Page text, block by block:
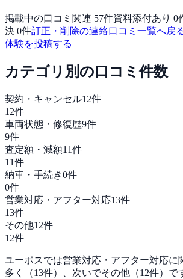
掲載中の口コミ関連 57件資料添付あり 0
決 0件訂正・削除の連絡口コミ一覧へ戻
体験を投稿する
カテゴリ別の口コミ件数
契約・キャンセル12件
12件
車両状態・修復歴9件
9件
査定額・減額11件
11件
納車・手続き0件
0件
営業対応・アフター対応13件
13件
その他12件
12件
ユーポスでは営業対応・アフター対応に
多く（13件）、次いでその他 （12件）で